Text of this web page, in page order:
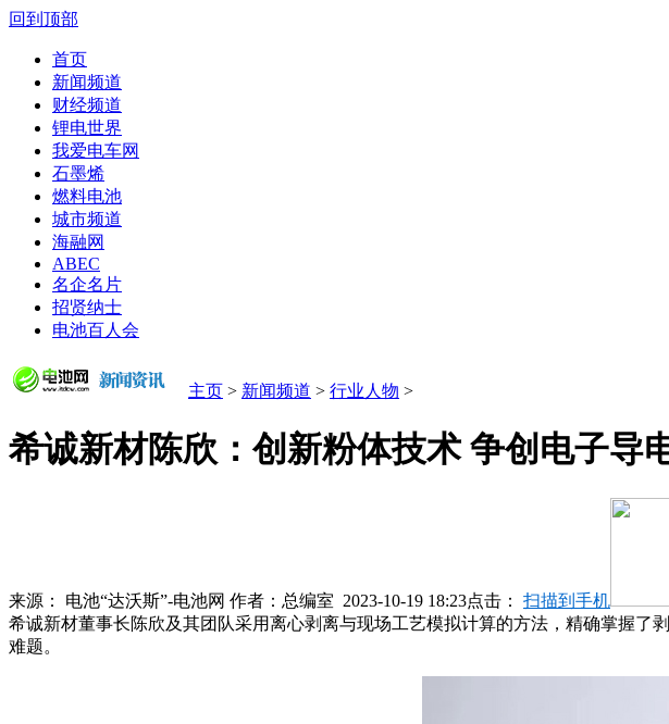
回到顶部
首页
新闻频道
财经频道
锂电世界
我爱电车网
石墨烯
燃料电池
城市频道
海融网
ABEC
名企名片
招贤纳士
电池百人会
主页 > 新闻频道 > 行业人物 >
希诚新材陈欣：创新粉体技术 争创电子导
来源： 电池“达沃斯”-电池网 作者： 总编室 2023-10-19 18:23点击： 扫描到手机
希诚新材董事长陈欣及其团队采用离心剥离与现场工艺模拟计算的方法，精确掌握
难题。